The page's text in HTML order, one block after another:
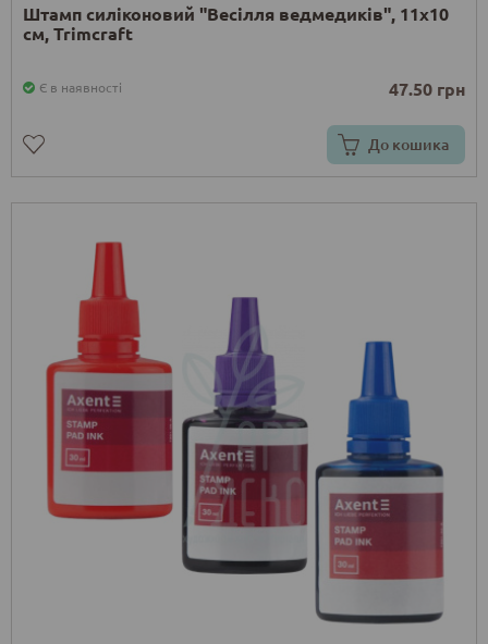
Штамп силіконовий "Весілля ведмедиків", 11х10
см, Trimcraft
Є в наявності 47.50 грн
До кошика